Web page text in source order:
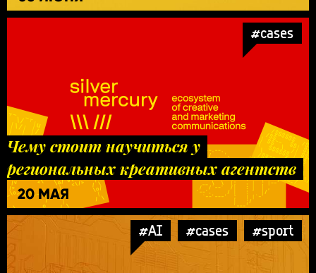
#cases
Чему стоит научиться у
региональных креативных агентств
20 МАЯ
#AI #cases #sport